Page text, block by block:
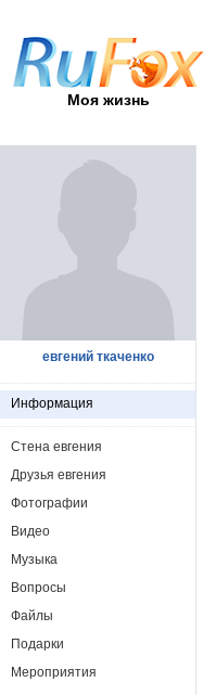
Моя жизнь
евгений ткаченко
Информация
Стена евгения
Друзья евгения
Фотографии
Видео
Музыка
Вопросы
Файлы
Подарки
Мероприятия